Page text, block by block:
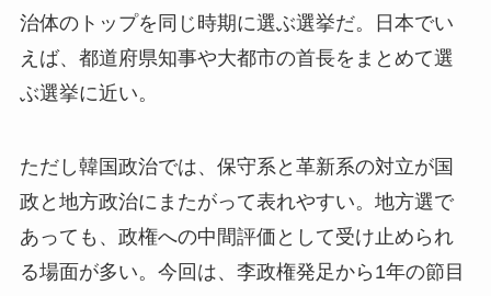
治体のトップを同じ時期に選ぶ選挙だ。日本でい
えば、都道府県知事や大都市の首長をまとめて選
ぶ選挙に近い。
ただし韓国政治では、保守系と革新系の対立が国
政と地方政治にまたがって表れやすい。地方選で
あっても、政権への中間評価として受け止められ
る場面が多い。今回は、李政権発足から1年の節目